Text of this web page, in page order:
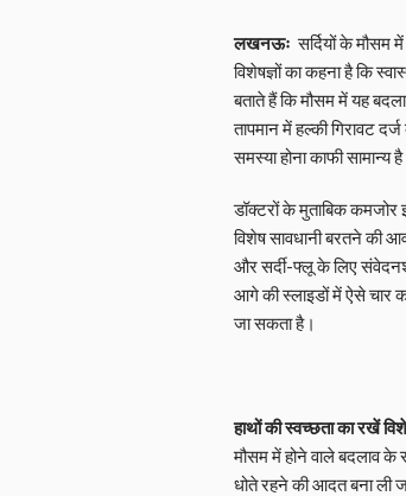
लखनऊः सर्दियों के मौसम
विशेषज्ञों का कहना है कि
बताते हैं कि मौसम में यह
तापमान में हल्की गिरावट
समस्या होना काफी सामान्य
डॉक्टरों के मुताबिक कमजोर
विशेष सावधानी बरतने की
और सर्दी-फ्लू के लिए
आगे की स्लाइडों में ऐसे चार
जा सकता है।
हाथों की स्वच्छता का रखें
मौसम में होने वाले बदलाव के
धोते रहने की आदत बना ली